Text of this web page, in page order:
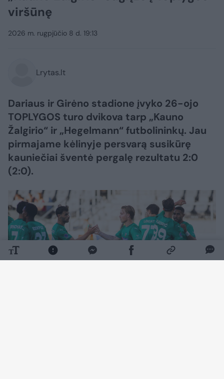
viršūnę
2026 m. rugpjūčio 8 d. 19:13
Lrytas.lt
Dariaus ir Girėno stadione įvyko 26-ojo
TOPLYGOS turo dvikova tarp „Kauno
Žalgirio“ ir „Hegelmann“ futbolininkų. Jau
pirmajame kėlinyje persvarą susikūrę
kauniečiai šventė pergalę rezultatu 2:0
(2:0).